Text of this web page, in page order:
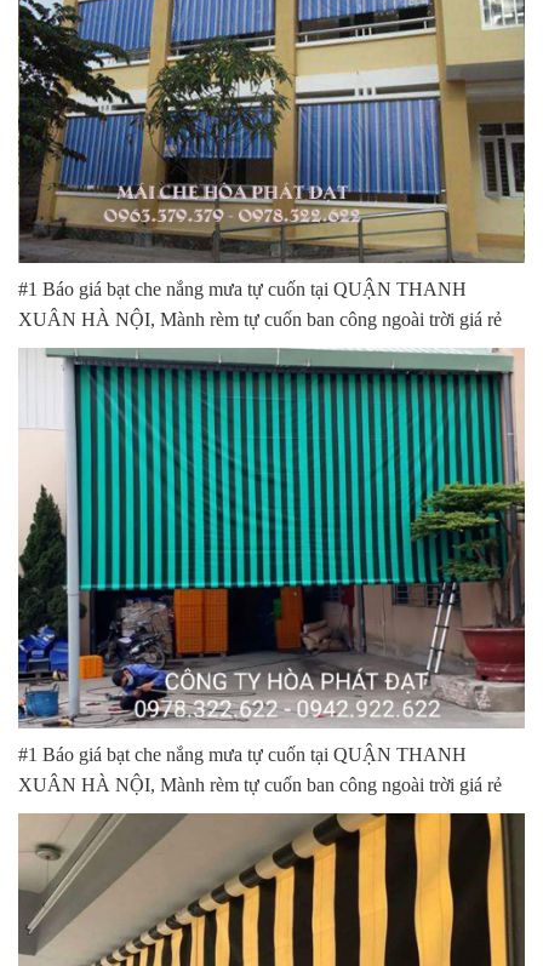
#1 Báo giá bạt che nắng mưa tự cuốn tại QUẬN THANH
XUÂN HÀ NỘI, Mành rèm tự cuốn ban công ngoài trời giá rẻ
#1 Báo giá bạt che nắng mưa tự cuốn tại QUẬN THANH
XUÂN HÀ NỘI, Mành rèm tự cuốn ban công ngoài trời giá rẻ